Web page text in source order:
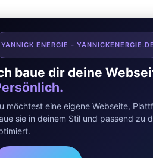
YANNICK ENERGIE - YANNICKENERGIE.DE
baue dir deine
möchtest eine eigene Webseite,
sie in deinem Stil und passend zu